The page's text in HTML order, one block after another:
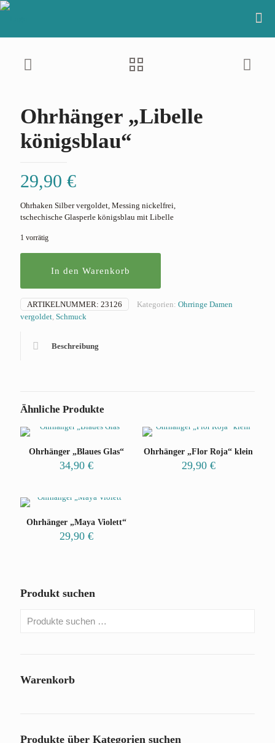
Ohrhänger „Libelle
königsblau“
29,90 €
Ohrhaken Silber vergoldet, Messing nickelfrei,
tschechische Glasperle königsblau mit Libelle
1 vorrätig
In den Warenkorb
ARTIKELNUMMER: 23126 Kategorien: Ohrringe Damen
vergoldet, Schmuck
Beschreibung
Ähnliche Produkte
Ohrhänger „Blaues Glas“
34,90€
Ohrhänger „Flor Roja“ klein
29,90 €
Ohrhänger „Maya Violett“
29,90€
Produkt suchen
Warenkorb
Produkte über Kategorien suchen